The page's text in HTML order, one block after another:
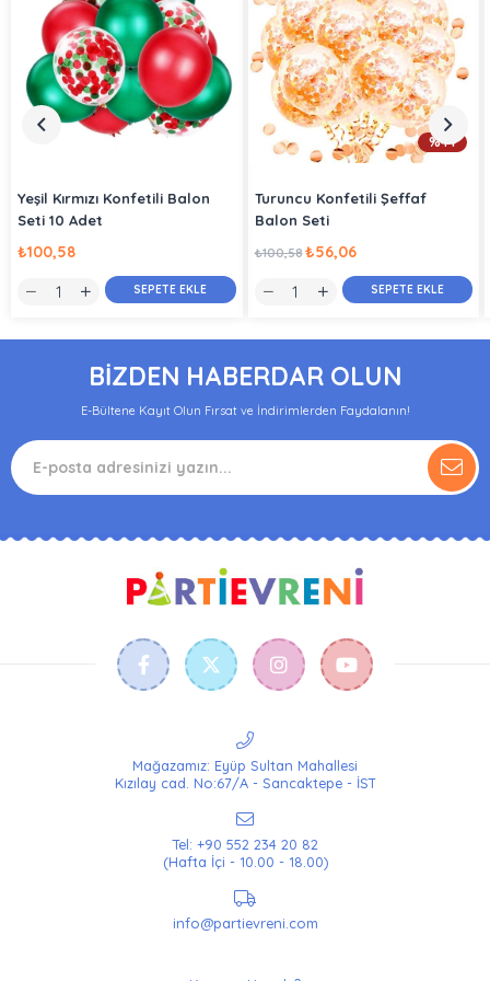
Yeşil Kırmızı Konfetili Balon
Seti 10 Adet
₺100,58
SEPETE EKLE
Turuncu Konfetili Şeffaf
Balon Seti
₺56,06
₺100,58
SEPETE EKLE
%44
BİZDEN HABERDAR OLUN
E-Bültene Kayıt Olun Fırsat ve İndirimlerden Faydalanın!
Mağazamız: Eyüp Sultan Mahallesi
Kızılay cad. No:67/A - Sancaktepe - İST
Tel: +90 552 234 20 82
(Hafta İçi - 10.00 - 18.00)
info@partievreni.com